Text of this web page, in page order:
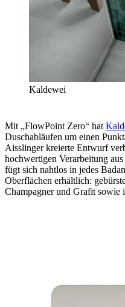
Kaldewei
Mit „FlowPoint Zero“ hat
Duschabläufen um einen
Aisslinger kreierte Entwurf
hochwertigen Verarbeitung
fügt sich nahtlos in jedes
Oberflächen erhältlich:
Champagner und Grafit